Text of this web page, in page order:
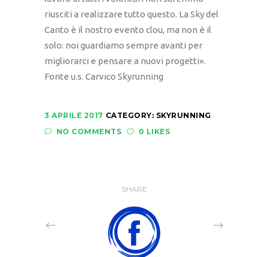
riusciti a realizzare tutto questo. La Sky del
Canto è il nostro evento clou, ma non è il
solo: noi guardiamo sempre avanti per
migliorarci e pensare a nuovi progetti».
Fonte u.s. Carvico Skyrunning
3 APRILE 2017 CATEGORY: SKYRUNNING
NO COMMENTS
0 LIKES
SHARE